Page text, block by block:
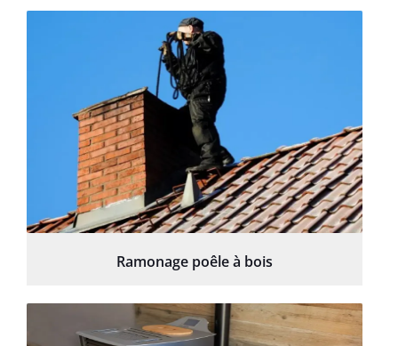
Ramonage poêle à bois